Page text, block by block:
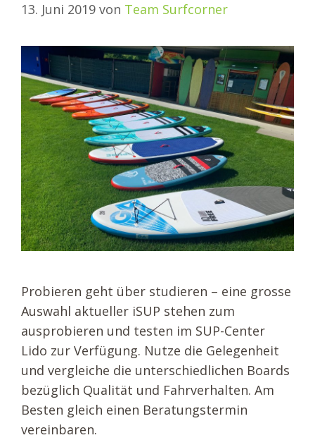
13. Juni 2019 von Team Surfcorner
Probieren geht über studieren – eine grosse
Auswahl aktueller iSUP stehen zum
ausprobieren und testen im SUP-Center
Lido zur Verfügung. Nutze die Gelegenheit
und vergleiche die unterschiedlichen Boards
bezüglich Qualität und Fahrverhalten. Am
Besten gleich einen Beratungstermin
vereinbaren.